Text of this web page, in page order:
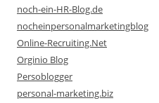
noch-ein-HR-Blog.de
nocheinpersonalmarketingblog
Online-Recruiting.Net
Orginio Blog
Persoblogger
personal-marketing.biz